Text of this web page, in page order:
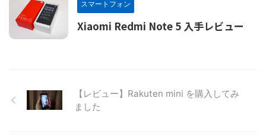
スマートフォン
Xiaomi Redmi Note 5 入手レビュー
【レビュー】Rakuten mini を購入してみ
ました